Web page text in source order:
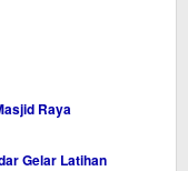
Raya
Gelar Latihan